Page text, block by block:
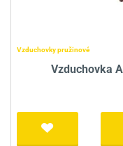
Vzduchovky pružinové
Vzduchovka